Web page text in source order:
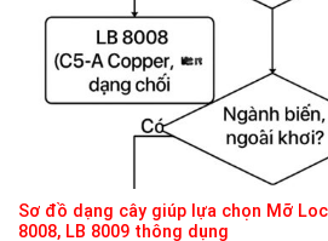
Sơ đồ dạng cây giúp lựa chọn Mỡ
8008, LB 8009 thông dụng